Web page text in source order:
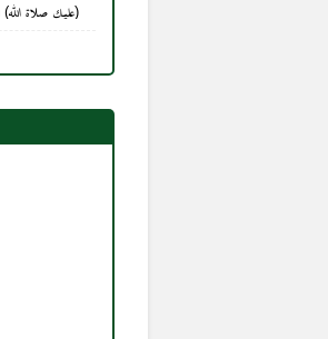
Lirik Qosidah - Alaik Sholatillah (عليك صلاة الله)